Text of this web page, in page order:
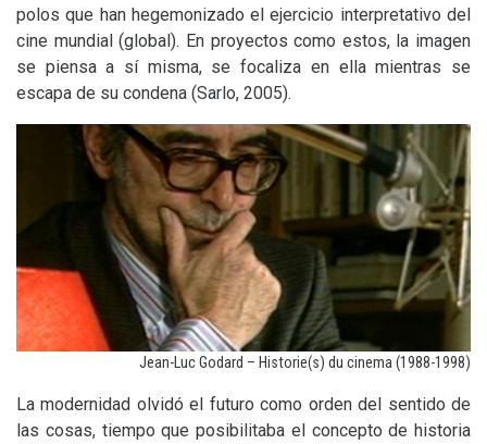
polos que han hegemonizado el ejercicio interpretativo del
cine mundial (global). En proyectos como estos, la imagen
se piensa a sí misma, se focaliza en ella mientras se
escapa de su condena (Sarlo, 2005).
Jean-Luc Godard – Historie(s) du cinema (1988-1998)
La modernidad olvidó el futuro como orden del sentido de
las cosas, tiempo que posibilitaba el concepto de historia